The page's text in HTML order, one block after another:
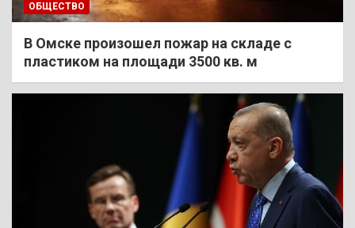
ОБЩЕСТВО
В Омске произошел пожар на складе с
пластиком на площади 3500 кв. м